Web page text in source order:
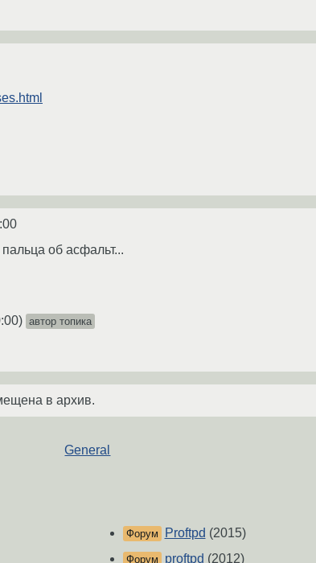
об асфальт...
) автор топика
в архив.
General
Форум Proftpd (2015)
Форум proftpd (2012)